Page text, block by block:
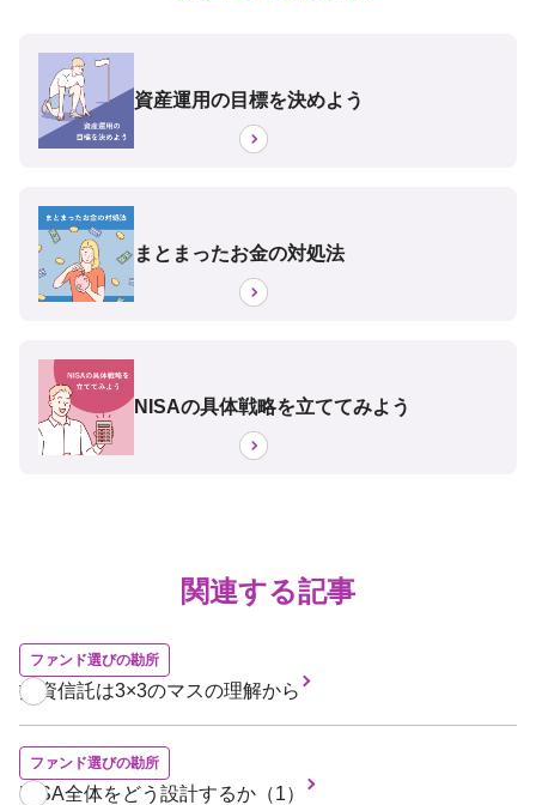
資産運用の目標を決めよう
まとまったお金の対処法
NISAの具体戦略を立ててみよう
関連する記事
ファンド選びの勘所
投資信託は3×3のマスの理解から
ファンド選びの勘所
NISA全体をどう設計するか（1）